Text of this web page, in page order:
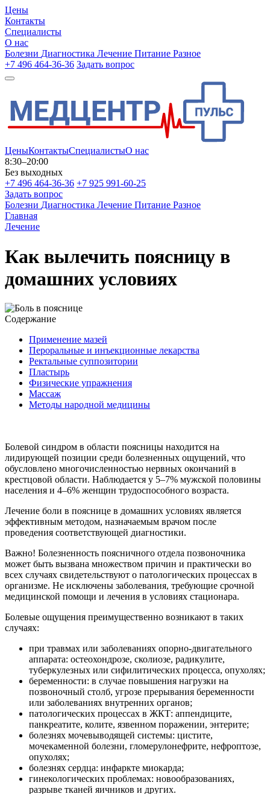
Цены
Контакты
Специалисты
О нас
Болезни Диагностика Лечение Питание Разное
+7 496 464-36-36 Задать вопрос
ЦеныКонтактыСпециалистыО нас
8:30–20:00
Без выходных
+7 496 464-36-36 +7 925 991-60-25
Задать вопрос
Болезни Диагностика Лечение Питание Разное
Главная
Лечение
Как вылечить поясницу в
домашних условиях
Содержание
Применение мазей
Пероральные и инъекционные лекарства
Ректальные суппозитории
Пластырь
Физические упражнения
Массаж
Методы народной медицины
Болевой синдром в области поясницы находится на
лидирующей позиции среди болезненных ощущений, что
обусловлено многочисленностью нервных окончаний в
крестцовой области. Наблюдается у 5–7% мужской половины
населения и 4–6% женщин трудоспособного возраста.
Лечение боли в пояснице в домашних условиях является
эффективным методом, назначаемым врачом после
проведения соответствующей диагностики.
Важно! Болезненность поясничного отдела позвоночника
может быть вызвана множеством причин и практически во
всех случаях свидетельствуют о патологических процессах в
организме. Не исключены заболевания, требующие срочной
медицинской помощи и лечения в условиях стационара.
Болевые ощущения преимущественно возникают в таких
случаях:
при травмах или заболеваниях опорно-двигательного
аппарата: остеохондрозе, сколиозе, радикулите,
туберкулезных или сифилитических процесса, опухолях;
беременности: в случае повышения нагрузки на
позвоночный столб, угрозе прерывания беременности
или заболеваниях внутренних органов;
патологических процессах в ЖКТ: аппендиците,
панкреатите, колите, язвенном поражении, энтерите;
болезнях мочевыводящей системы: цистите,
мочекаменной болезни, гломерулонефрите, нефроптозе,
опухолях;
болезнях сердца: инфаркте миокарда;
гинекологических проблемах: новообразованиях,
разрыве тканей яичников и других.